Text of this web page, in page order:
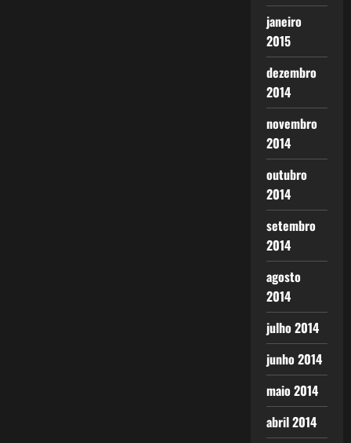
janeiro
2015
dezembro
2014
novembro
2014
outubro
2014
setembro
2014
agosto
2014
julho 2014
junho 2014
maio 2014
abril 2014